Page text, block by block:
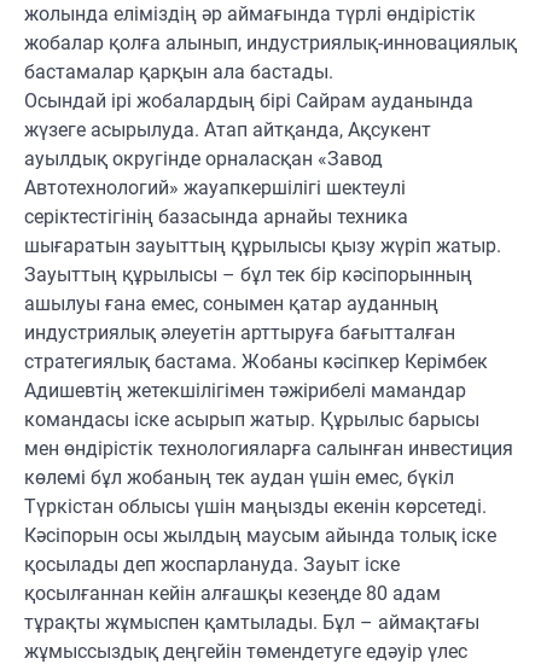
жолында еліміздің әр аймағында түрлі өндірістік
жобалар қолға алынып, индустриялық-инновациялық
бастамалар қарқын ала бастады.
Осындай ірі жобалардың бірі Сайрам ауданында
жүзеге асырылуда. Атап айтқанда, Ақсукент
ауылдық округінде орналасқан «Завод
Автотехнологий» жауапкершілігі шектеулі
серіктестігінің базасында арнайы техника
шығаратын зауыттың құрылысы қызу жүріп жатыр.
Зауыттың құрылысы – бұл тек бір кәсіпорынның
ашылуы ғана емес, сонымен қатар ауданның
индустриялық әлеуетін арттыруға бағытталған
стратегиялық бастама. Жобаны кәсіпкер Керімбек
Адишевтің жетекшілігімен тәжірибелі мамандар
командасы іске асырып жатыр. Құрылыс барысы
мен өндірістік технологияларға салынған инвестиция
көлемі бұл жобаның тек аудан үшін емес, бүкіл
Түркістан облысы үшін маңызды екенін көрсетеді.
Кәсіпорын осы жылдың маусым айында толық іске
қосылады деп жоспарлануда. Зауыт іске
қосылғаннан кейін алғашқы кезеңде 80 адам
тұрақты жұмыспен қамтылады. Бұл – аймақтағы
жұмыссыздық деңгейін төмендетуге едәуір үлес